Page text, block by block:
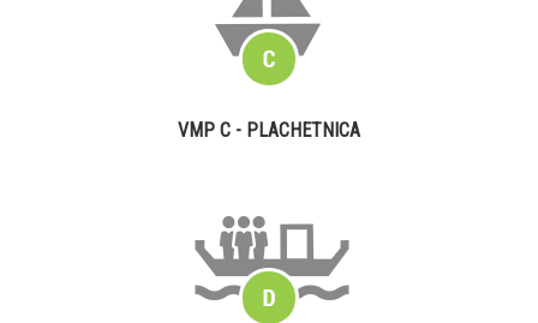
VMP C - PLACHETNICA